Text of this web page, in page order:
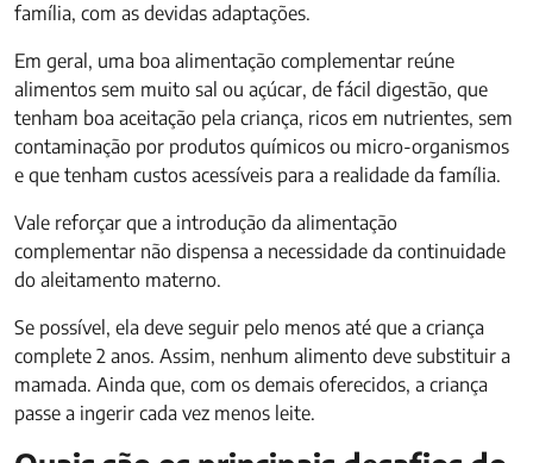
família, com as devidas adaptações.
Em geral, uma boa alimentação complementar reúne
alimentos sem muito sal ou açúcar, de fácil digestão, que
tenham boa aceitação pela criança, ricos em nutrientes, sem
contaminação por produtos químicos ou micro-organismos
e que tenham custos acessíveis para a realidade da família.
Vale reforçar que a introdução da alimentação
complementar não dispensa a necessidade da continuidade
do aleitamento materno.
Se possível, ela deve seguir pelo menos até que a criança
complete 2 anos. Assim, nenhum alimento deve substituir a
mamada. Ainda que, com os demais oferecidos, a criança
passe a ingerir cada vez menos leite.